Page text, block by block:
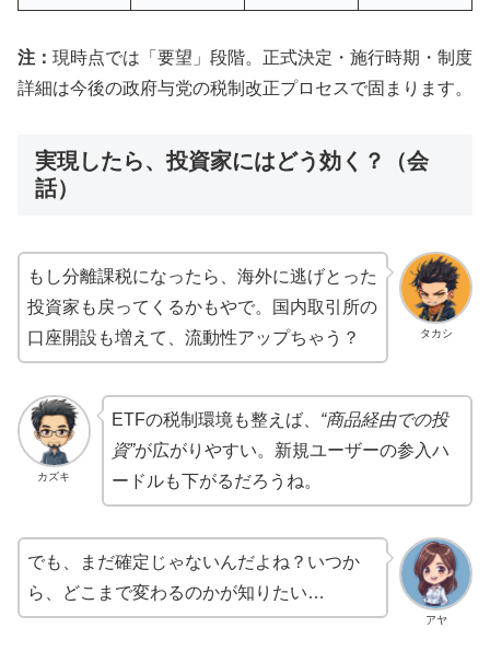
注： 現時点では「要望」段階。正式決定・施行時期・制度
詳細は今後の政府与党の税制改正プロセスで固まります。
実現したら、投資家にはどう効く？（会
話）
タカシ
もし分離課税になったら、海外に逃げとった
投資家も戻ってくるかもやで。国内取引所の
口座開設も増えて、流動性アップちゃう？
カズキ
ETFの税制環境も整えば、 “商品経由での投
資”が広がりやすい。新規ユーザーの参入ハ
ードルも下がるだろうね。
アヤ
でも、まだ確定じゃないんだよね？いつか
ら、どこまで変わるのかが知りたい…